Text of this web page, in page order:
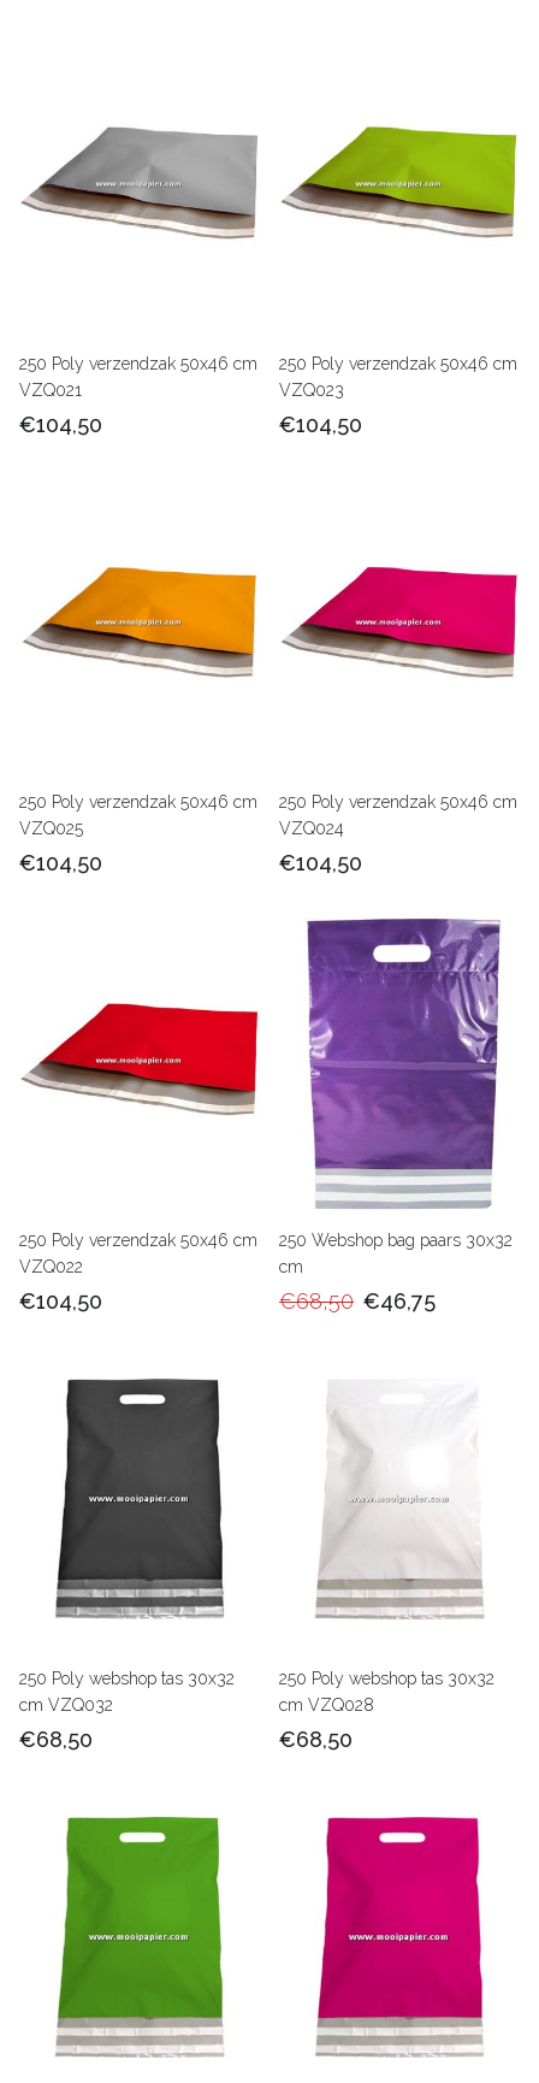
250 Poly verzendzak 50x46 cm
VZQ021
€104,50
250 Poly verzendzak 50x46 cm
VZQ023
€104,50
250 Poly verzendzak 50x46 cm
VZQ025
€104,50
250 Poly verzendzak 50x46 cm
VZQ024
€104,50
250 Poly verzendzak 50x46 cm
VZQ022
€104,50
250 Webshop bag paars 30x32
cm
€68,50 €46,75
250 Poly webshop tas 30x32
cm VZQ032
€68,50
250 Poly webshop tas 30x32
cm VZQ028
€68,50